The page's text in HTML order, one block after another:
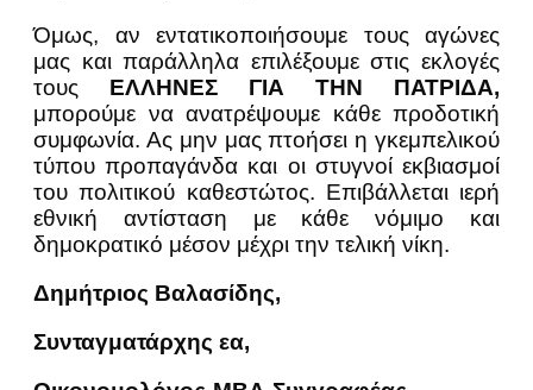
Όμως, αν εντατικοποιήσουμε τους αγώνες
μας και παράλληλα επιλέξουμε στις εκλογές
τους ΕΛΛΗΝΕΣ ΓΙΑ ΤΗΝ ΠΑΤΡΙΔΑ,
μπορούμε να ανατρέψουμε κάθε προδοτική
συμφωνία. Ας μην μας πτοήσει η γκεμπελικού
τύπου προπαγάνδα και οι στυγνοί εκβιασμοί
του πολιτικού καθεστώτος. Επιβάλλεται ιερή
εθνική αντίσταση με κάθε νόμιμο και
δημοκρατικό μέσον μέχρι την τελική νίκη.
Δημήτριος Βαλασίδης,
Συνταγματάρχης εα,